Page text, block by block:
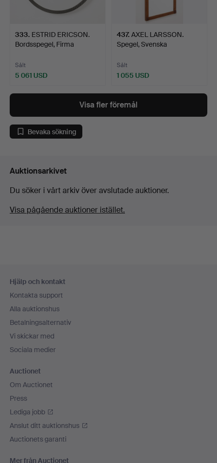
333. ESTRID ERICSON.
Bordsspegel, Firma
Sålt
5 061 USD
437. AXEL LARSSON.
Spegel, Svenska
Sålt
1 055 USD
Visa fler föremål
Bevaka sökning
Auktionsarkivet
Du söker i vårt arkiv över avslutade auktioner.
Visa pågående auktioner istället.
Hjälp och kontakt
Kontakta support
Alla auktionshus
Betalningsalternativ
Vi skickar med
Sociala medier
Auctionet
Om Auctionet
Press
Lediga jobb
Anslut ditt auktionshus
Auctionets garanti
Mer från Auctionet